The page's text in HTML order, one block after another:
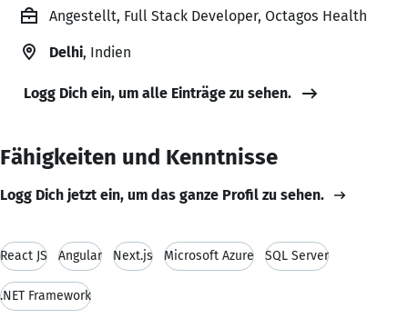
Angestellt, Full Stack Developer, Octagos Health
Delhi, Indien
Logg Dich ein, um alle Einträge zu sehen.
Fähigkeiten und Kenntnisse
Logg Dich jetzt ein, um das ganze Profil zu sehen.
React JS Angular Next.js Microsoft Azure SQL Server
.NET Framework